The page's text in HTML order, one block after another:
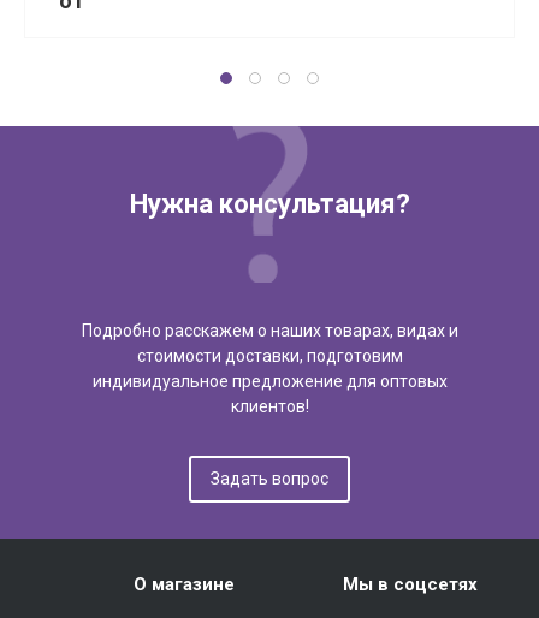
Нужна консультация?
Подробно расскажем о наших товарах, видах и
стоимости доставки, подготовим
индивидуальное предложение для оптовых
клиентов!
Задать вопрос
О магазине Мы в соцсетях